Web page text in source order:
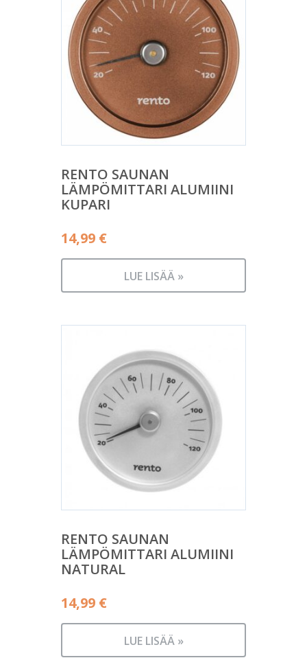
RENTO SAUNAN
LÄMPÖMITTARI ALUMIINI
KUPARI
14,99 €
LUE LISÄÄ »
RENTO SAUNAN
LÄMPÖMITTARI ALUMIINI
NATURAL
14,99 €
LUE LISÄÄ »